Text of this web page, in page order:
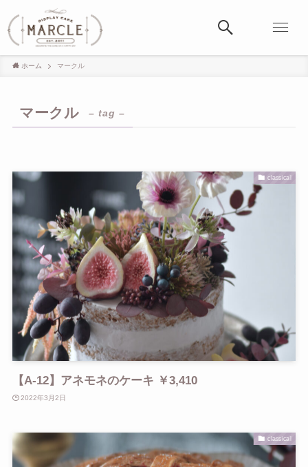
ホーム マークル
マークル – tag –
classical
【A-12】アネモネのケーキ ￥3,410
2022年3月2日
classical